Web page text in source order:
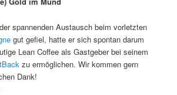
der spannenden Austausch beim vorletzten
gut gefiel, hatte er sich spontan darum
Lean Coffee als Gastgeber bei seinem
zu ermöglichen. Wir kommen gern
Dank!